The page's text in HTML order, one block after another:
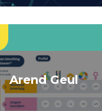
Arend Geul